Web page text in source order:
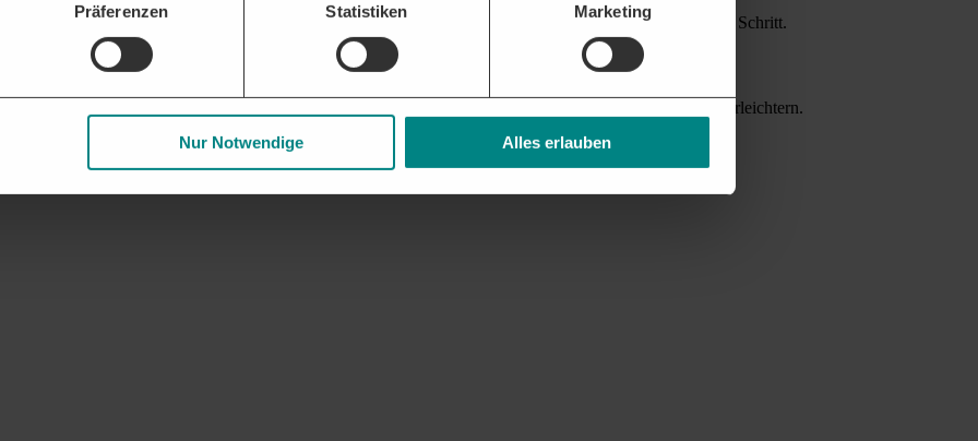
Präferenzen Statistiken Marketing
Nur Notwendige Alles erlauben
und Nachweise bündeln und fristgerecht einreichen – die DTAD Plattform unterstützt Sie bei jedem Schritt.
Geschäftsbeziehungen. Frühzeitige Updates zu auslaufenden Rahmenverträgen helfen die Akquise zu erleichtern.